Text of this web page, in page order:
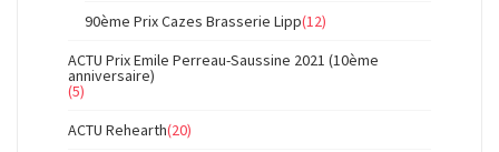
90ème Prix Cazes Brasserie Lipp(12)
ACTU Prix Emile Perreau-Saussine 2021 (10ème
anniversaire)
(5)
ACTU Rehearth(20)